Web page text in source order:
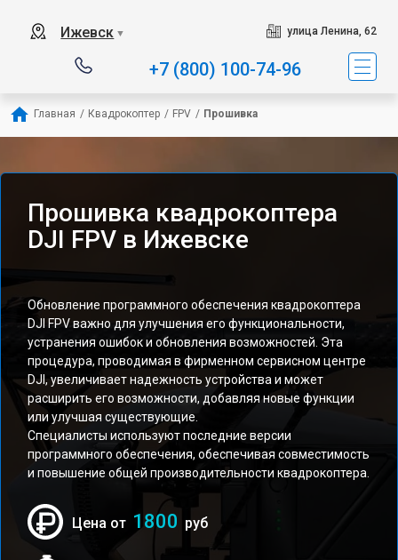
Ижевск ▼ улица Ленина, 62
+7 (800) 100-74-96
Главная / Квадрокоптер / FPV / Прошивка
Прошивка квадрокоптера
DJI FPV в Ижевске
Обновление программного обеспечения квадрокоптера
DJI FPV важно для улучшения его функциональности,
устранения ошибок и обновления возможностей. Эта
процедура, проводимая в фирменном сервисном центре
DJI, увеличивает надежность устройства и может
расширить его возможности, добавляя новые функции
или улучшая существующие.
Специалисты используют последние версии
программного обеспечения, обеспечивая совместимость
и повышение общей производительности квадрокоптера.
Цена от 1800 руб